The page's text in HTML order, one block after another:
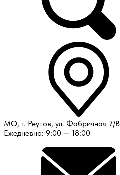
МО, г. Реутов, ул. Фабричная 7/В
Ежедневно: 9:00 — 18:00